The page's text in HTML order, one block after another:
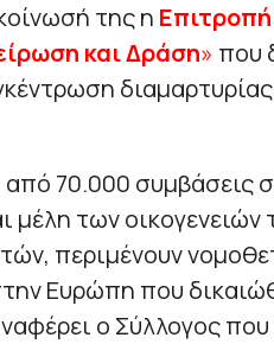
της η
και Δράση» που
70.000 συμβάσεις
μέλη των
περιμένουν
Ευρώπη που
ο Σύλλογος